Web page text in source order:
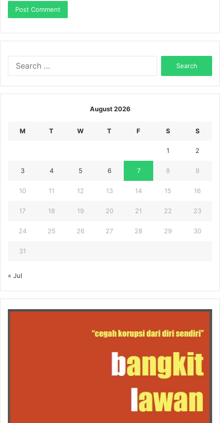
August 2026
M T W T F S S
1 2
3 4 5 6 7 8 9
10 11 12 13 14 15 16
17 18 19 20 21 22 23
24 25 26 27 28 29 30
31
« Jul